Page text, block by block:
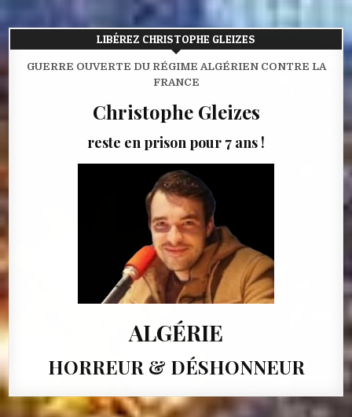
LIBÉREZ CHRISTOPHE GLEIZES
GUERRE OUVERTE DU RÉGIME ALGÉRIEN CONTRE LA
FRANCE
Christophe Gleizes
reste en prison pour 7 ans !
ALGÉRIE
HORREUR & DÉSHONNEUR